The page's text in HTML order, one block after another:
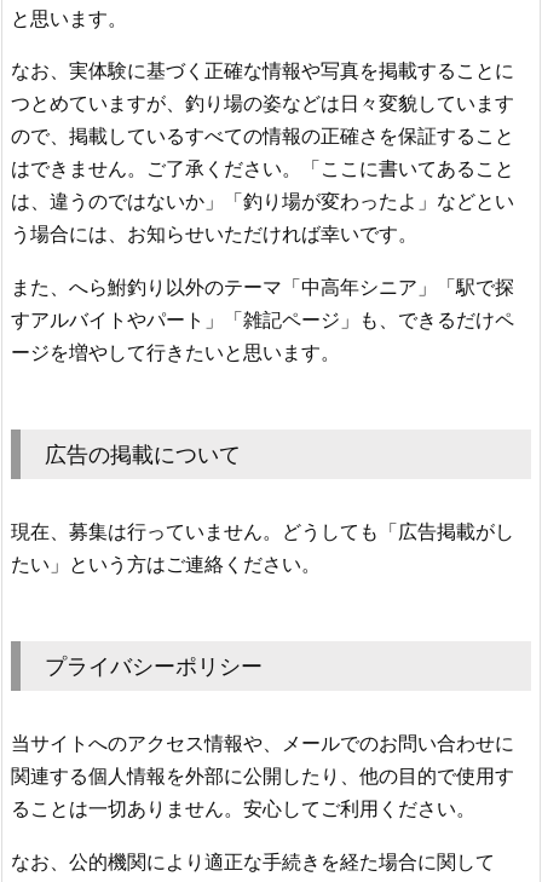
と思います。
なお、実体験に基づく正確な情報や写真を掲載することに
つとめていますが、釣り場の姿などは日々変貌しています
ので、掲載しているすべての情報の正確さを保証すること
はできません。ご了承ください。「ここに書いてあること
は、違うのではないか」「釣り場が変わったよ」などとい
う場合には、お知らせいただければ幸いです。
また、へら鮒釣り以外のテーマ「中高年シニア」「駅で探
すアルバイトやパート」「雑記ページ」も、できるだけペ
ージを増やして行きたいと思います。
広告の掲載について
現在、募集は行っていません。どうしても「広告掲載がし
たい」という方はご連絡ください。
プライバシーポリシー
当サイトへのアクセス情報や、メールでのお問い合わせに
関連する個人情報を外部に公開したり、他の目的で使用す
ることは一切ありません。安心してご利用ください。
なお、公的機関により適正な手続きを経た場合に関して